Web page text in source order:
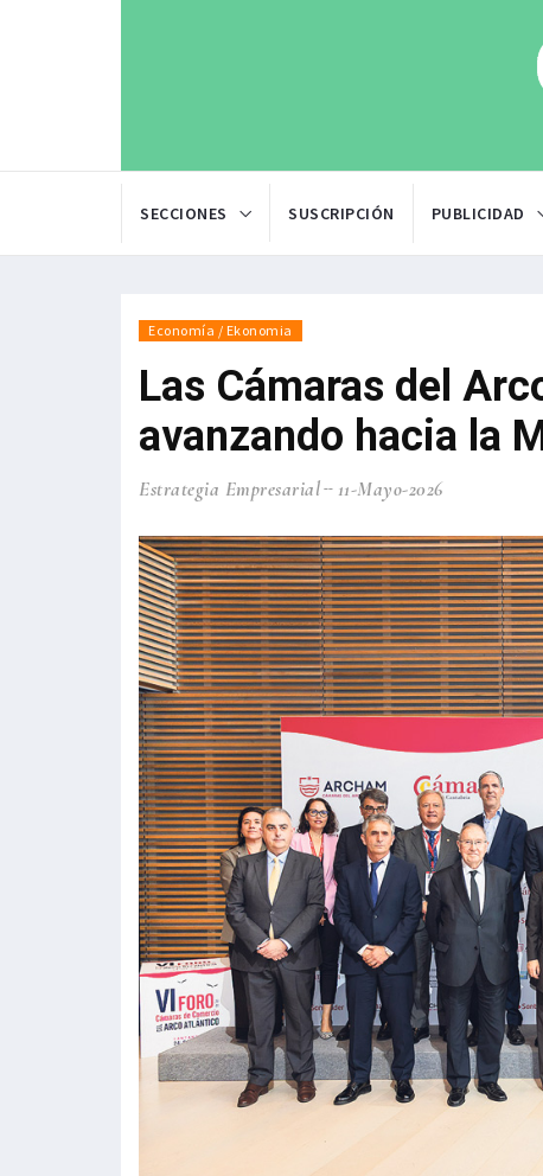
SECCIONES SUSCRIPCIÓN PUBLICIDAD
Economía / Ekonomia
Las Cámaras del
avanzando hacia la
Estrategia Empresarial 11-Mayo-2026